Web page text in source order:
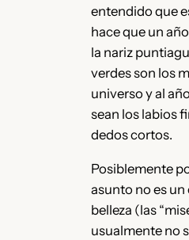
entendido que
hace que un
la nariz
verdes son los
universo y al
sean los labios
dedos cortos.
Posiblemente
asunto no es
belleza (las
usualmente no